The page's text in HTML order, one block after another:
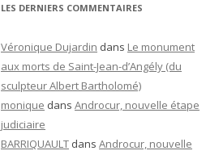
LES DERNIERS COMMENTAIRES
Véronique Dujardin dans Le monument
aux morts de Saint-Jean-d’Angély (du
sculpteur Albert Bartholomé)
monique dans Androcur, nouvelle étape
judiciaire
BARRIQUAULT dans Androcur, nouvelle